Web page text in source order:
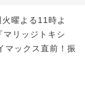
曜よる11時よ
マリッジトキシ
マックス直前！振